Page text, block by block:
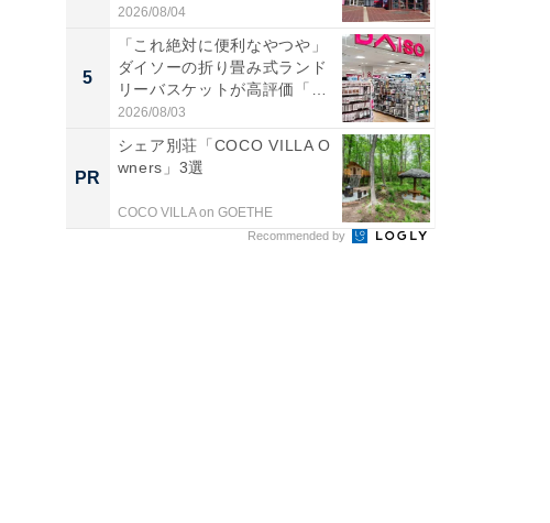
道...
2026/08/04
5
「これ絶対に便利なやつや」
ダイソーの折り畳み式ランド
リーバスケットが高評価「使
わ...
2026/08/03
PR
シェア別荘「COCO VILLA O
wners」3選
COCO VILLA on GOETHE
Recommended by